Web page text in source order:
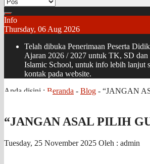
Info
Thursday, 06 Aug 2026
Telah dibuka Penerimaan Peserta
Ajaran 2026 / 2027 untuk TK, SD dan
Islamic School, untuk info lebih lanjut
kontak pada website.
Anda disini : Beranda - Blog - “JANGAN
“JANGAN ASAL PILIH
Tuesday, 25 November 2025 Oleh : admin